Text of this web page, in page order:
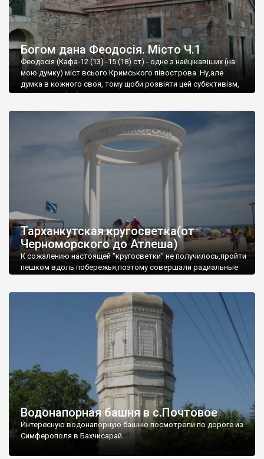
Богом дана Феодосія. Місто Ч.1
Феодосія (Кафа-12 (13) -15 (18) ст) - одне з найцікавіших (на
мою думку) міст всього Кримського півострова .Ну,але
думка в кожного своя, тому щоби розвіяти цей субєктивізм,
запрошую відвідати це
Тарханкутская кругосветка(от
Черноморского до Атлеша)
К сожалению настоящей "кругосветки" не получилось,пройти
пешком вдоль побережья,поэтому совершали радиальные
Водонапорная башня в с.Почтовое
Интересную водонапорную башню посмотрели по дороге из
Симферополя в Бахчисарай.